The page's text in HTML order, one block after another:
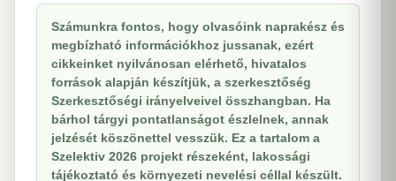
Számunkra fontos, hogy olvasóink naprakész és
megbízható információkhoz jussanak, ezért
cikkeinket nyilvánosan elérhető, hivatalos
források alapján készítjük, a szerkesztőség
Szerkesztőségi irányelveivel összhangban. Ha
bárhol tárgyi pontatlanságot észlelnek, annak
jelzését köszönettel vesszük. Ez a tartalom a
Szelektiv 2026 projekt részeként, lakossági
tájékoztató és környezeti nevelési céllal készült.